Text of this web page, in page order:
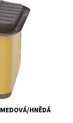
HNĚDÁ